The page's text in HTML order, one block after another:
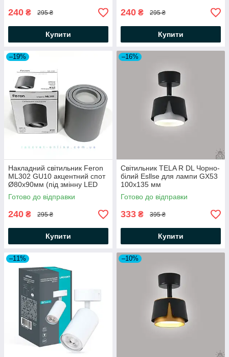
240 ₴ 295 ₴
Купити
240 ₴ 295 ₴
Купити
–19%
Накладний світильник Feron
ML302 GU10 акцентний спот
Ø80х90мм (під змінну LED
лампу) циліндричний сірий
Готово до відправки
240 ₴ 295 ₴
Купити
–16%
Світильник TELA R DL Чорно-
бiлий Esllse для лампи GX53
100x135 мм
Готово до відправки
333 ₴ 395 ₴
Купити
–11% –10%